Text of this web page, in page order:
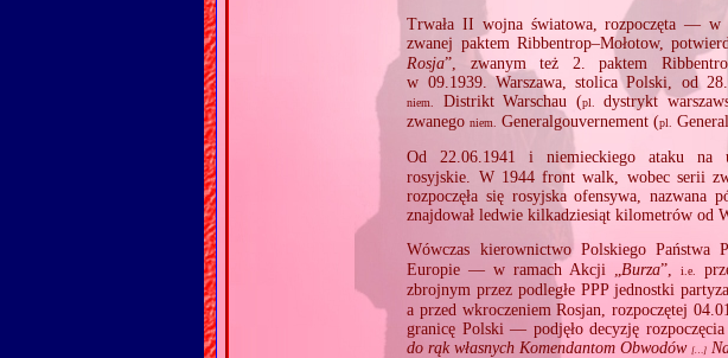
Trwała II wojna światowa, rozpoczęta — w
zwanej paktem Ribbentrop–Mołotow,
Rosja”, zwanym też 2. paktem
w 09.1939. Warszawa, stolica Polski, od
niem. Distrikt Warschau (pl.
dystrykt
zwanegoniem. Generalgouvernement (pl.
Od 22.06.1941 i niemieckiego ataku na
rosyjskie. W 1944 front walk, wobec serii
rozpoczęła się rosyjska ofensywa, nazwana
znajdował ledwie kilkadziesiąt kilometrów od
Wówczas kierownictwo Polskiego Państwa
Europie — w ramach Akcji „ Burza”,i.e.
zbrojnym przez podległe PPP jednostki
a przed wkroczeniem Rosjan, rozpoczętej
granicę Polski — podjęło decyzję
do rąk własnych Komendantom Obwodów […]